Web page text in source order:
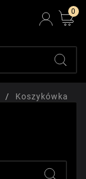
0
Koszykówka